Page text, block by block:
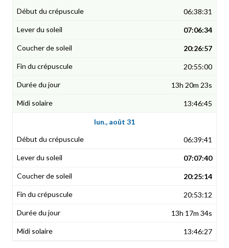
06:38:31
07:06:34
20:26:57
20:55:00
13h 20m 23s
13:46:45
lun., août 31
06:39:41
07:07:40
20:25:14
20:53:12
13h 17m 34s
13:46:27